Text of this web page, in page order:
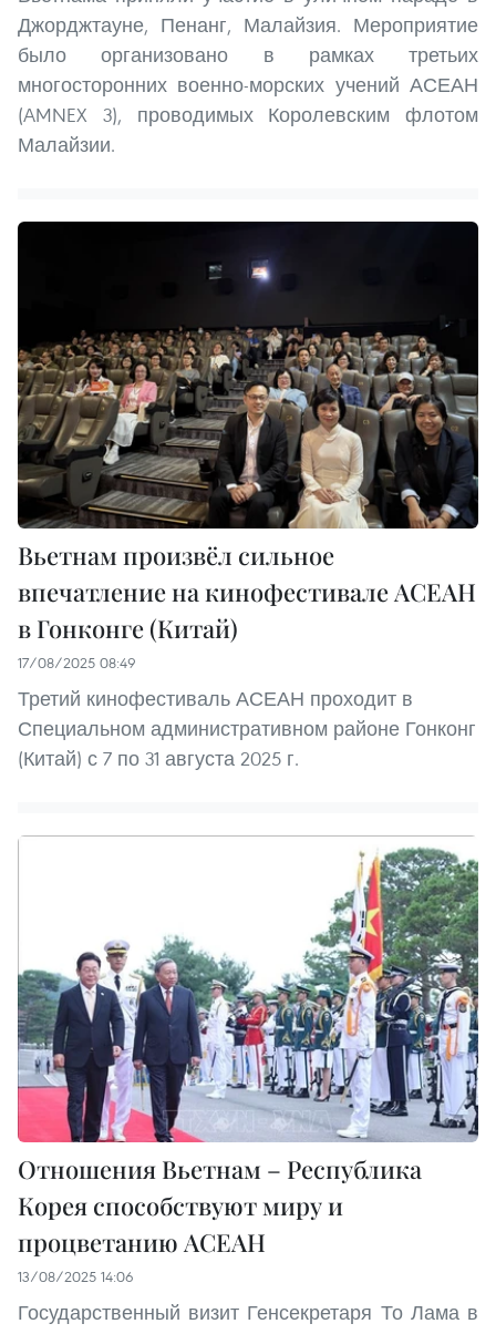
Джорджтауне, Пенанг, Малайзия. Мероприятие
было организовано в рамках третьих
многосторонних военно-морских учений АСЕАН
(AMNEX 3), проводимых Королевским флотом
Малайзии.
Вьетнам произвёл сильное
впечатление на кинофестивале АСЕАН
в Гонконге (Китай)
17/08/2025 08:49
Третий кинофестиваль АСЕАН проходит в
Специальном административном районе Гонконг
(Китай) с 7 по 31 августа 2025 г.
Отношения Вьетнам – Республика
Корея способствуют миру и
процветанию АСЕАН
13/08/2025 14:06
Государственный визит Генсекретаря То Лама в